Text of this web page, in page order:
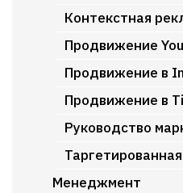
Контекстная
Продвижение
Продвижение в
Продвижение в
Руководство
Менеджмент